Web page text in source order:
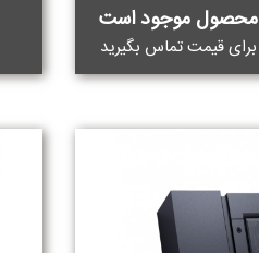
محصول موجود است
برای قيمت تماس بگيريد